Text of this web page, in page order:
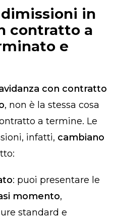
in
contratto a
e
con contratto
, non è la stessa cosa
a termine. Le
infatti, cambiano
: puoi presentare le
momento,
standard e